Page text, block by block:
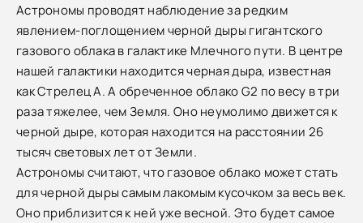
Астрономы проводят наблюдение за редким
явлением-поглощением черной дыры гигантского
газового облака в галактике Млечного пути. В центре
нашей галактики находится черная дыра, известная
как Стрелец А. А обреченное облако G2 по весу в три
раза тяжелее, чем Земля. Оно неумолимо движется к
черной дыре, которая находится на расстоянии 26
тысяч световых лет от Земли.
Астрономы считают, что газовое облако может стать
для черной дыры самым лакомым кусочком за весь век.
Оно приблизится к ней уже весной. Это будет самое